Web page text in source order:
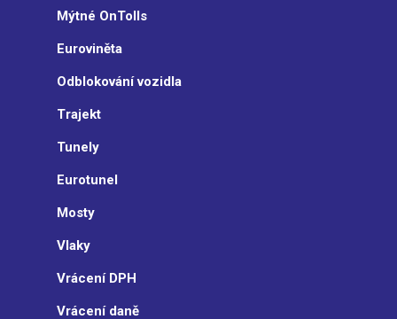
Mýtné OnTolls
Euroviněta
Odblokování vozidla
Trajekt
Tunely
Eurotunel
Mosty
Vlaky
Vrácení DPH
Vrácení daně